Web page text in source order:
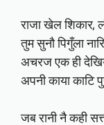
राजा खेल शिकार,
तुम सुनौ पिगुँला
अचरज एक ही
अपनी काया काटि
जब रानी नै कही